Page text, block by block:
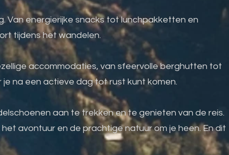
Van energierijke snacks tot lunchpakketten en
tijdens het wandelen.
accommodaties, van sfeervolle berghutten tot
na een actieve dag tot rust kunt komen.
aan te trekken en te genieten van de reis.
avontuur en de prachtige natuur om je heen. En dit